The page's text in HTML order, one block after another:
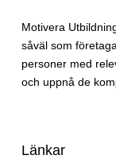
Motivera
såväl som
personer med
och uppnå de
Länkar